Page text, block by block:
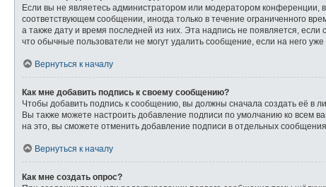
Если вы не являетесь администратором или модератором конференции,
соответствующем сообщении, иногда только в течение ограниченного
а также дату и время последней из них. Эта надпись не появляется,
что обычные пользователи не могут удалить сообщение, если на него уже
Вернуться к началу
Как мне добавить подпись к своему сообщению?
Чтобы добавить подпись к сообщению, вы должны сначала создать её в
Вы также можете настроить добавление подписи по умолчанию ко всем
на это, вы сможете отменить добавление подписи в отдельных
Вернуться к началу
Как мне создать опрос?